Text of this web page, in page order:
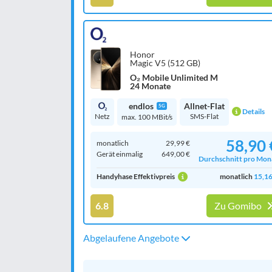
Honor
Magic V5 (512 GB)
O₂ Mobile Unlimited M
24 Monate
Netz
endlos 5G
max. 100 MBit/s
Allnet-Flat
SMS-Flat Details
monatlich
29,99 €
Gerät einmalig
649,00 € 58,90
Durchschnitt pro
Handyhase Effektivpreis
monatlich
6.8 Zu Gomibo
Abgelaufene Angebote